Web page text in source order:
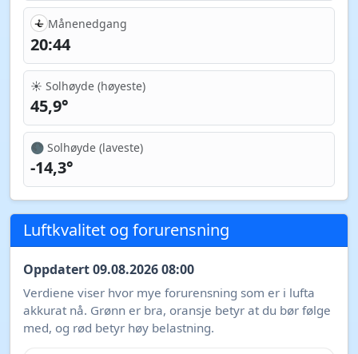
Månenedgang
20:44
☀️ Solhøyde (høyeste)
45,9°
🌑 Solhøyde (laveste)
-14,3°
Luftkvalitet og forurensning
Oppdatert 09.08.2026 08:00
Verdiene viser hvor mye forurensning som er i lufta
akkurat nå. Grønn er bra, oransje betyr at du bør følge
med, og rød betyr høy belastning.